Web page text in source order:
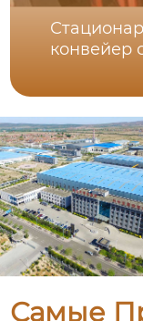
конвейер
Самые